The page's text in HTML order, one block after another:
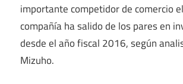
importante competidor de comercio
compañía ha salido de los pares en
desde el año fiscal 2016, según
Mizuho.